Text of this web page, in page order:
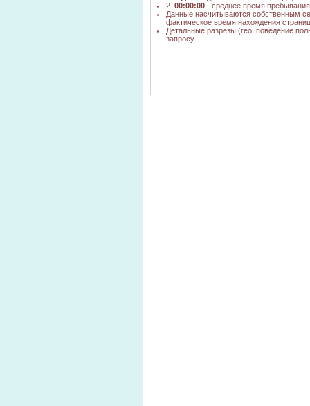
2. 00:00:00 - среднее время
Данные насчитываются собственным
фактическое время нахождения
Детальные разрезы (гео, поведение
запросу.